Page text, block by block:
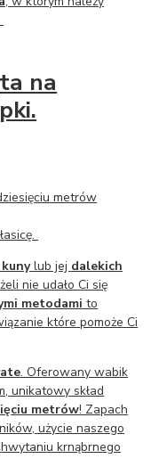
na
metrów
lub jej dalekich
nie udało Ci się
metodami to
które pomoże Ci
. Oferowany wabik
unikatowy skład
metrów! Zapach
użycie naszego
krnąbrnego